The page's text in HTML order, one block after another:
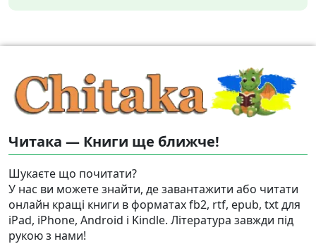
Читака — Книги ще ближче!
Шукаєте що почитати?
У нас ви можете знайти, де завантажити або читати
онлайн кращі книги в форматах fb2, rtf, epub, txt для
iPad, iPhone, Android і Kindle. Література завжди під
рукою з нами!